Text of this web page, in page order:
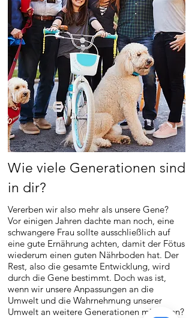
Wie viele Generationen sind
in dir?
Vererben wir also mehr als unsere Gene?
Vor einigen Jahren dachte man noch, eine
schwangere Frau sollte ausschließlich auf
eine gute Ernährung achten, damit der Fötus
wiederum einen guten Nährboden hat. Der
Rest, also die gesamte Entwicklung, wird
durch die Gene bestimmt. Doch was ist,
wenn wir unsere Anpassungen an die
Umwelt und die Wahrnehmung unserer
Umwelt an weitere Generationen mitgeben?